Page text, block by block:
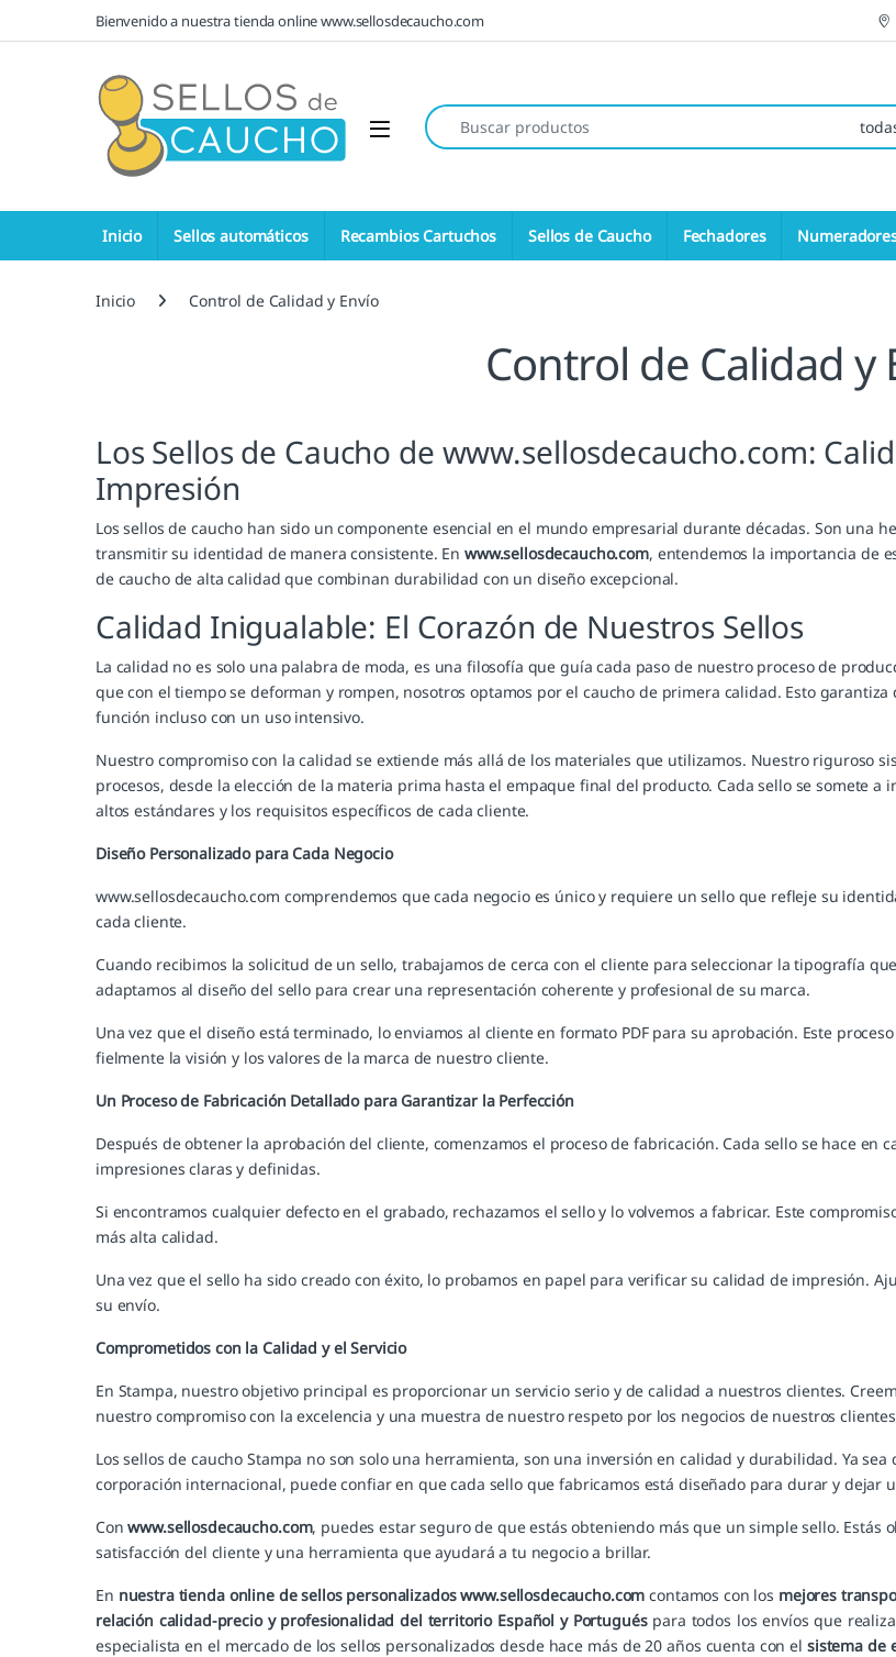
Saltar a la navegación
Saltar al contenidoBienvenido a nuestra tienda online www.sellosdecaucho.com
Open
Búsqueda de:
Inicio Sellos automáticos Recambios Cartuchos Sellos de Caucho Fechadores
Inicio Control de Calidad y Envío
Control de Calidad y
Los Sellos de Caucho de www.sellosdecaucho.com:
Impresión
Los sellos de caucho han sido un componente esencial en el mundo empresarial durante décadas. Son una
transmitir su identidad de manera consistente. En www.sellosdecaucho.com, entendemos la importancia de
de caucho de alta calidad que combinan durabilidad con un diseño excepcional.
Calidad Inigualable: El Corazón de Nuestros Sellos
La calidad no es solo una palabra de moda, es una filosofía que guía cada paso de nuestro proceso de
que con el tiempo se deforman y rompen, nosotros optamos por el caucho de primera calidad. Esto
función incluso con un uso intensivo.
Nuestro compromiso con la calidad se extiende más allá de los materiales que utilizamos. Nuestro riguroso
procesos, desde la elección de la materia prima hasta el empaque final del producto. Cada sello se somete
altos estándares y los requisitos específicos de cada cliente.
Diseño Personalizado para Cada Negocio
www.sellosdecaucho.com comprendemos que cada negocio es único y requiere un sello que refleje su
cada cliente.
Cuando recibimos la solicitud de un sello, trabajamos de cerca con el cliente para seleccionar la tipografía
adaptamos al diseño del sello para crear una representación coherente y profesional de su marca.
Una vez que el diseño está terminado, lo enviamos al cliente en formato PDF para su aprobación. Este
fielmente la visión y los valores de la marca de nuestro cliente.
Un Proceso de Fabricación Detallado para Garantizar la Perfección
Después de obtener la aprobación del cliente, comenzamos el proceso de fabricación. Cada sello se hace en
impresiones claras y definidas.
Si encontramos cualquier defecto en el grabado, rechazamos el sello y lo volvemos a fabricar. Este
más alta calidad.
Una vez que el sello ha sido creado con éxito, lo probamos en papel para verificar su calidad de impresión.
su envío.
Comprometidos con la Calidad y el Servicio
En Stampa, nuestro objetivo principal es proporcionar un servicio serio y de calidad a nuestros clientes.
nuestro compromiso con la excelencia y una muestra de nuestro respeto por los negocios de nuestros
Los sellos de caucho Stampa no son solo una herramienta, son una inversión en calidad y durabilidad. Ya
corporación internacional, puede confiar en que cada sello que fabricamos está diseñado para durar y dejar
Conwww.sellosdecaucho.com, puedes estar seguro de que estás obteniendo más que un simple sello.
satisfacción del cliente y una herramienta que ayudará a tu negocio a brillar.
En nuestra tienda online de sellos personalizados www.sellosdecaucho.com contamos con los mejores
relación calidad-precio y profesionalidad del territorio Español y Portuguéspara todos los envíos que
especialista en el mercado de los sellos personalizados desde hace más de 20 años cuenta con elsistema de